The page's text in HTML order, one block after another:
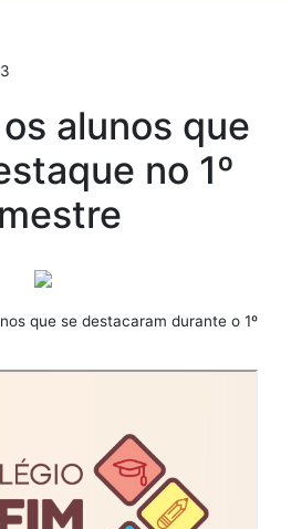
alunos que
no 1º
que se destacaram durante o 1º